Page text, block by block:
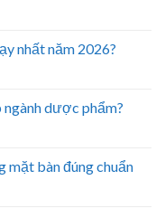
nhất năm 2026?
ngành dược phẩm?
mặt bàn đúng chuẩn